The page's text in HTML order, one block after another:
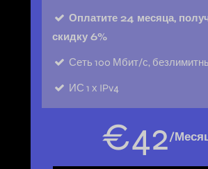
Оплатите 24 месяца,
скидку 6%
Сеть 100 Мбит/с,
ИС 1 х IPv4
€42/